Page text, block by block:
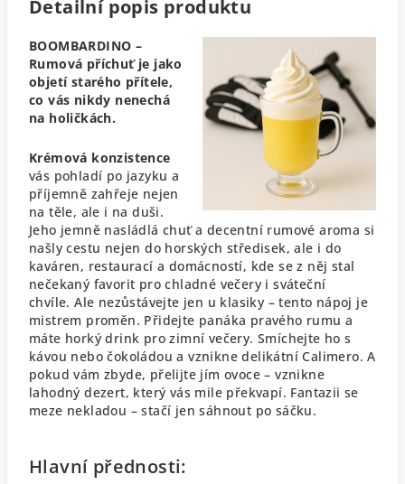
Detailní popis produktu
BOOMBARDINO –
Rumová příchuť je jako
objetí starého přítele,
co vás nikdy nenechá
na holičkách.
Krémová konzistence
vás pohladí po jazyku a
příjemně zahřeje nejen
na těle, ale i na duši.
Jeho jemně nasládlá chuť a decentní rumové aroma si
našly cestu nejen do horských středisek, ale i do
kaváren, restaurací a domácností, kde se z něj stal
nečekaný favorit pro chladné večery i sváteční
chvíle.Ale nezůstávejte jen u klasiky – tento nápoj je
mistrem proměn. Přidejte panáka pravého rumu a
máte horký drink pro zimní večery. Smíchejte ho s
kávou nebo čokoládou a vznikne delikátní Calimero. A
pokud vám zbyde, přelijte jím ovoce – vznikne
lahodný dezert, který vás mile překvapí. Fantazii se
meze nekladou – stačí jen sáhnout po sáčku.
Hlavní přednosti: